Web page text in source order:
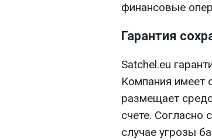
финансовые
Гарантия
Satchel.eu
Компания имеет
размещает
счете.
случае угрозы